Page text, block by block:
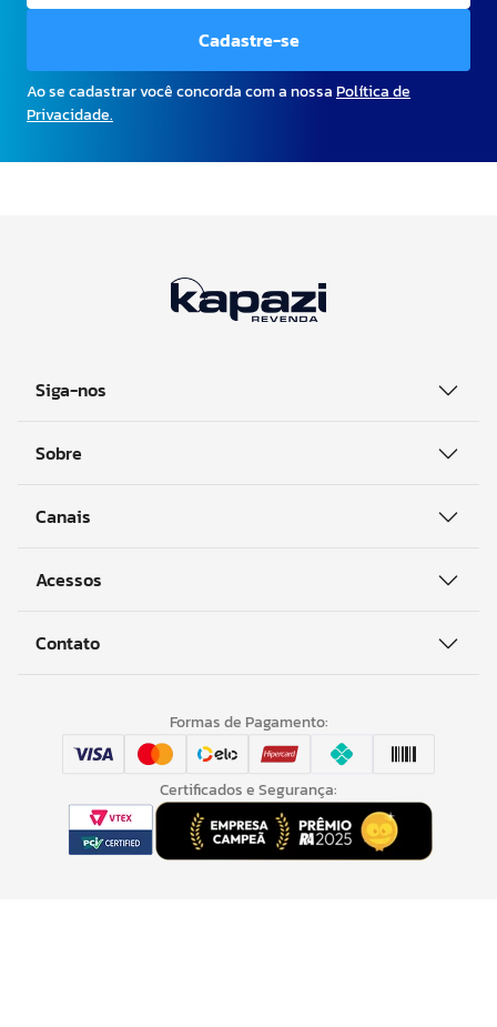
Cadastre-se
Ao se cadastrar você concorda com a nossaPolítica de
Privacidade.
Siga-nos
Sobre
Canais
Acessos
Contato
Formas de Pagamento:
Certificados e Segurança: